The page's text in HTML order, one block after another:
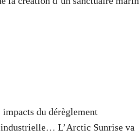
du dérèglement
industrielle… L’Arctic Sunrise va